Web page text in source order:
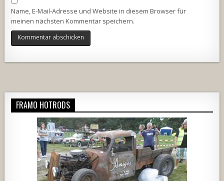
Name, E-Mail-Adresse und Website in diesem Browser für
meinen nächsten Kommentar speichern.
FRAMO HOTRODS